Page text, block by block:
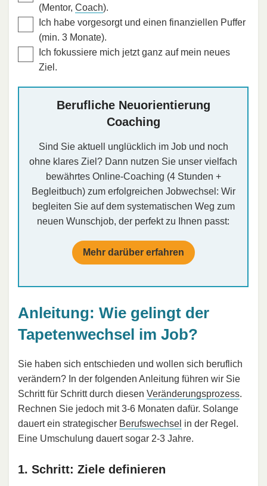
(Mentor, Coach).
Ich habe vorgesorgt und einen finanziellen Puffer
(min. 3 Monate).
Ich fokussiere mich jetzt ganz auf mein neues
Ziel.
Berufliche Neuorientierung
Coaching
Sind Sie aktuell unglücklich im Job und noch
ohne klares Ziel? Dann nutzen Sie unser vielfach
bewährtes Online-Coaching (4 Stunden +
Begleitbuch) zum erfolgreichen Jobwechsel: Wir
begleiten Sie auf dem systematischen Weg zum
neuen Wunschjob, der perfekt zu Ihnen passt:
Mehr darüber erfahren
Anleitung: Wie gelingt der
Tapetenwechsel im Job?
Sie haben sich entschieden und wollen sich beruflich
verändern? In der folgenden Anleitung führen wir Sie
Schritt für Schritt durch diesen Veränderungsprozess.
Rechnen Sie jedoch mit 3-6 Monaten dafür. Solange
dauert ein strategischer Berufswechsel in der Regel.
Eine Umschulung dauert sogar 2-3 Jahre.
1. Schritt: Ziele definieren